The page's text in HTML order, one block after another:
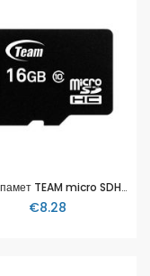
Карта памет TEAM micro SDHC, 16GB
€8.28